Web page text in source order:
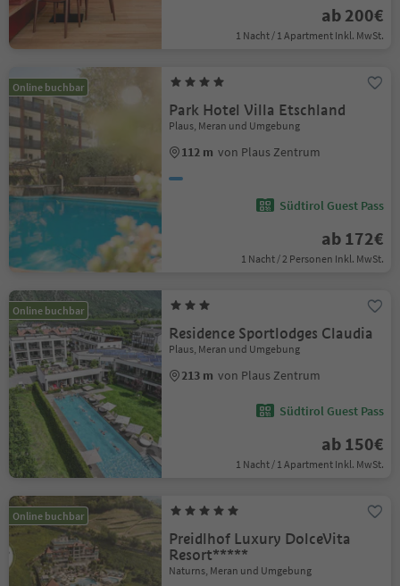
ab 200€
1 Nacht / 1 Apartment Inkl. MwSt.
Online buchbar
Park Hotel Villa Etschland
Plaus, Meran und Umgebung
112 m von Plaus Zentrum
Südtirol Guest Pass
ab 172€
1 Nacht / 2 Personen Inkl. MwSt.
Online buchbar
Residence Sportlodges Claudia
Plaus, Meran und Umgebung
213 m von Plaus Zentrum
Südtirol Guest Pass
ab 150€
1 Nacht / 1 Apartment Inkl. MwSt.
Online buchbar
Preidlhof Luxury DolceVita
Resort*****
Naturns, Meran und Umgebung